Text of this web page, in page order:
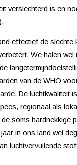
verslechterd is en
).
effectief de
We halen
van de WHO
De luchtkwaliteit
regionaal als
de soms hardnekkige
in ons land wel
luchtvervuilende